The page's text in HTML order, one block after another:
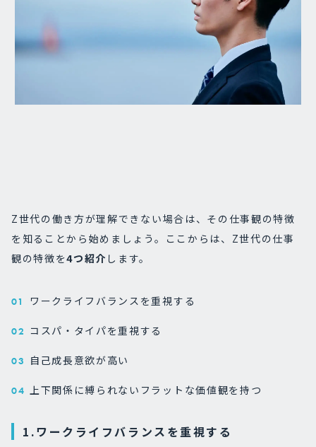
Z世代の働き方が理解できない場合は、その仕事観の特徴
を知ることから始めましょう。ここからは、Z世代の仕事
観の特徴を4つ紹介 します。
ワークライフバランスを重視する
コスパ・タイパを重視する
自己成長意欲が高い
上下関係に縛られないフラットな価値観を持つ
1.ワークライフバランスを重視する